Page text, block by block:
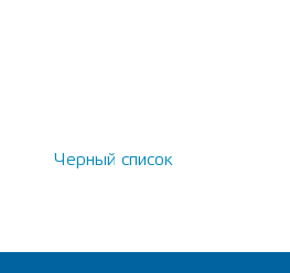
Черный список